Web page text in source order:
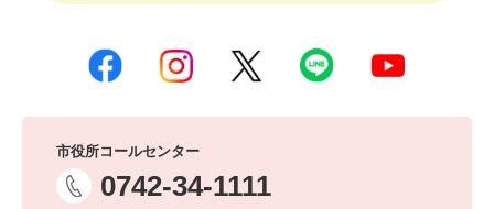
市役所コールセンター
0742-34-1111